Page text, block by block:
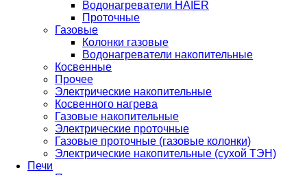
Водонагреватели HAIER
Проточные
Газовые
Колонки газовые
Водонагреватели накопительные
Косвенные
Прочее
Электрические накопительные
Косвенного нагрева
Газовые накопительные
Электрические проточные
Газовые проточные (газовые колонки)
Электрические накопительные (сухой ТЭН)
Печи